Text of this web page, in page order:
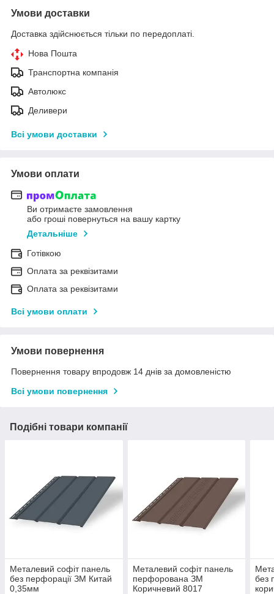
Умови доставки
Доставка здійснюється тільки по передоплаті.
Нова Пошта
Транспортна компанія
Автолюкс
Деливери
Всі умови доставки
Умови оплати
Ви отримаєте замовлення
або гроші повернуться на вашу картку
Детальніше
Готівкою
Оплата за реквізитами
Оплата за реквізитами
Всі умови оплати
Умови повернення
Повернення товару впродовж 14 днів за домовленістю
Всі умови повернення
Подібні товари компанії
Металевий софіт панель
без перфорації ЗМ Китай
0,35мм
Металевий софіт панель
перфорована ЗМ
Коричневий 8017
без